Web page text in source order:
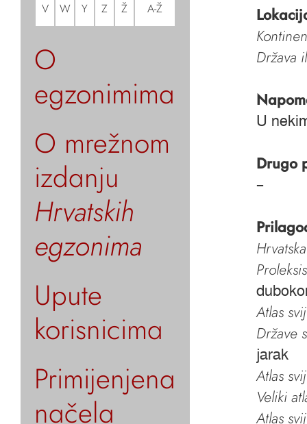
V W Y Z Ž A-Ž
O
egzonimima
O mrežnom
izdanju
Hrvatskih
egzonima
Upute
korisnicima
Primijenjena
načela
Država
U
Drugo
–
Atlas
Države
jarak
Atlas
Veliki
Atlas